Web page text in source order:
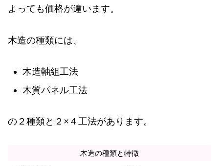
よっても価格が違います。
木造の種類には、
木造軸組工法
木質パネル工法
の２種類と２×４工法があります。
木造の種類と特徴